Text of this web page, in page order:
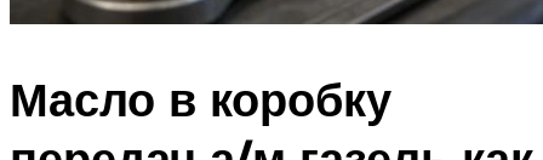
Масло в коробку